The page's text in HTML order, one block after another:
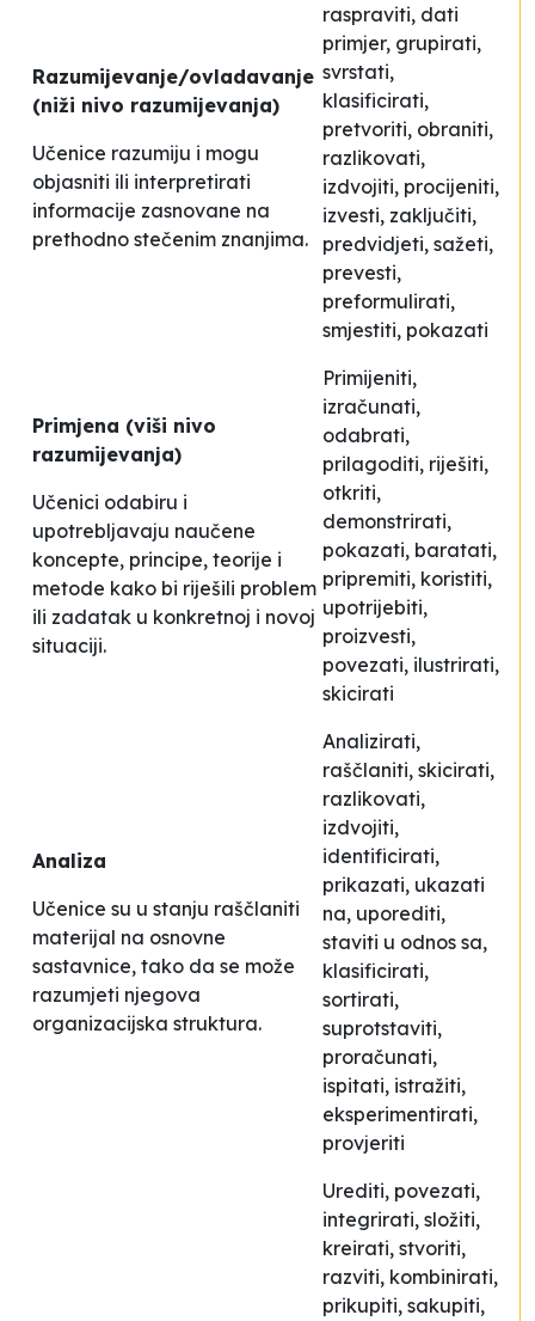
Razumijevanje/ovladavanje
(niži nivo razumijevanja)
Učenice razumiju i mogu
objasniti ili interpretirati
informacije zasnovane na
prethodno stečenim znanjima.
raspraviti, dati
primjer, grupirati,
svrstati,
klasificirati,
pretvoriti, obraniti,
razlikovati,
izdvojiti, procijeniti,
izvesti, zaključiti,
predvidjeti, sažeti,
prevesti,
preformulirati,
smjestiti, pokazati
Primjena (viši nivo
razumijevanja)
Učenici odabiru i
upotrebljavaju naučene
koncepte, principe, teorije i
metode kako bi riješili problem
ili zadatak u konkretnoj i novoj
situaciji.
Primijeniti,
izračunati,
odabrati,
prilagoditi, riješiti,
otkriti,
demonstrirati,
pokazati, baratati,
pripremiti, koristiti,
upotrijebiti,
proizvesti,
povezati, ilustrirati,
skicirati
Analiza
Učenice su u stanju raščlaniti
materijal na osnovne
sastavnice, tako da se može
razumjeti njegova
organizacijska struktura.
Analizirati,
raščlaniti, skicirati,
razlikovati,
izdvojiti,
identificirati,
prikazati, ukazati
na, uporediti,
staviti u odnos sa,
klasificirati,
sortirati,
suprotstaviti,
proračunati,
ispitati, istražiti,
eksperimentirati,
provjeriti
Urediti, povezati,
integrirati, složiti,
kreirati, stvoriti,
razviti, kombinirati,
prikupiti, sakupiti,